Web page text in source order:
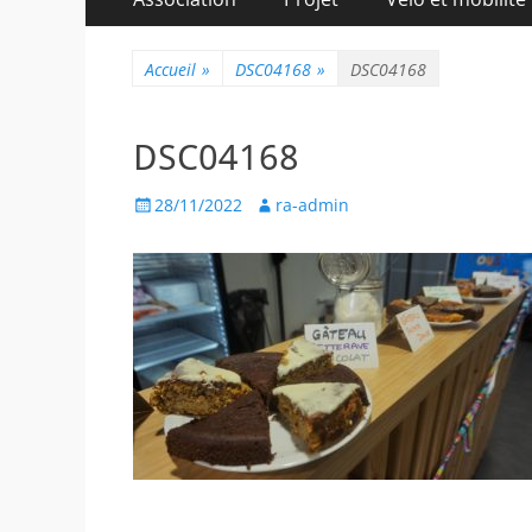
principal
Accueil » DSC04168 » DSC04168
DSC04168
Posted
28/11/2022 Author
ra-admin